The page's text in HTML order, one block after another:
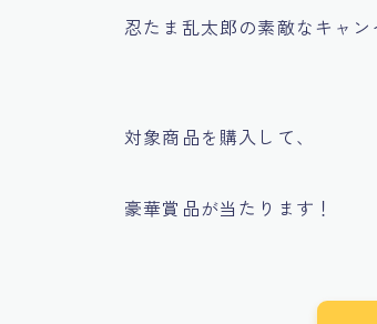
忍たま乱太郎の素敵なキャ
対象商品を購入して、
豪華賞品が当たります！